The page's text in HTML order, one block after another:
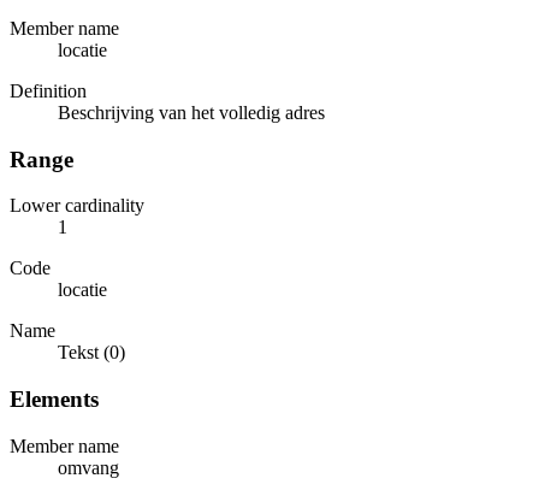
Member name
locatie
Definition
Beschrijving van het volledig adres
Range
Lower cardinality
1
Code
locatie
Name
Tekst (0)
Elements
Member name
omvang